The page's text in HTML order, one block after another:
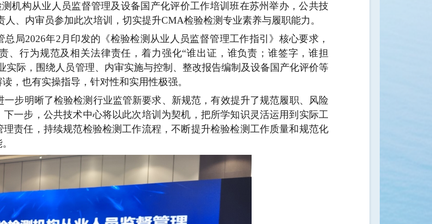
测机构从业人员监督管理及设备国产化评价工作培训班在苏州举办，公共技
人、内审员参加此次培训，切实提升CMA检验检测专业素养与履职能力。
总局2026年2 月印发的《检验检测从业人员监督管理工作指引》核心要求，
、行为规范及相关法律责任，着力强化“谁出证，谁负责；谁签字，谁担
实际，围绕人员管理、内审实施与控制、整改报告编制及设备国产化评价等
，也有实操指导，针对性和实用性极强。
明晰了检验检测行业监管新要求、新规范，有效提升了规范履职、风险
一步，公共技术中心将以此次培训为契机，把所学知识灵活运用到实际工
责任，持续规范检验检测工作流程，不断提升检验检测工作质量和规范化